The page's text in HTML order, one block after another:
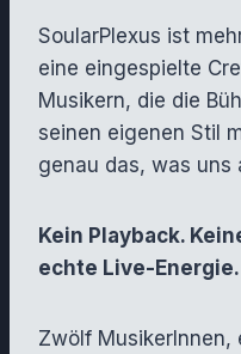
SoularPlexus ist
eine eingespielte
Musikern, die die
seinen eigenen Stil
genau das, was uns
Kein Playback.
echte Live-Energie.
Zwölf MusikerInnen,